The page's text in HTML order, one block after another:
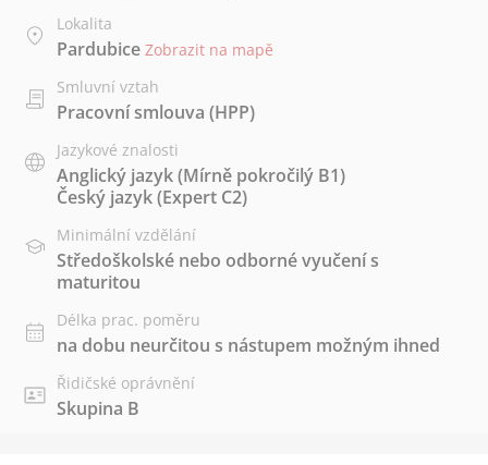
Lokalita
Pardubice Zobrazit na mapě
Smluvní vztah
Pracovní smlouva (HPP)
Jazykové znalosti
Anglický jazyk(Mírně pokročilý B1)
Český jazyk(Expert C2)
Minimální vzdělání
Středoškolské nebo odborné vyučení s
maturitou
Délka prac. poměru
na dobu neurčitou s nástupem možným ihned
Řidičské oprávnění
Skupina B